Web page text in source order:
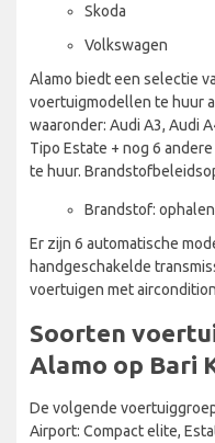
Skoda
Volkswagen
Alamo biedt een selectie
voertuigmodellen te huur
waaronder: Audi A3, Audi
Tipo Estate + nog 6
te huur.
Brandstof:
Er zijn 6 automatische
handgeschakelde
voertuigen met
Soorten
Alamo op Bari
De volgende
Airport: Compact elite,